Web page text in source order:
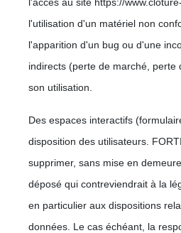
l'utilisation d'un matériel non
l'apparition d'un bug ou d'une
indirects (perte de marché, perte
son utilisation.
Des espaces interactifs
disposition des utilisateurs.
supprimer, sans mise en
déposé qui contreviendrait à la
en particulier aux dispositions
données. Le cas échéant, la